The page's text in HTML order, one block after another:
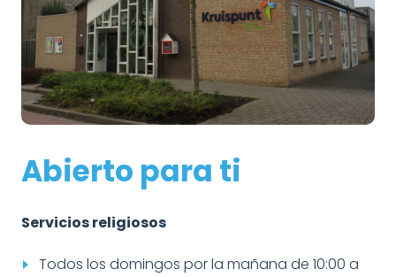
Abierto para ti
Servicios religiosos
Todos los domingos por la mañana de 10:00 a